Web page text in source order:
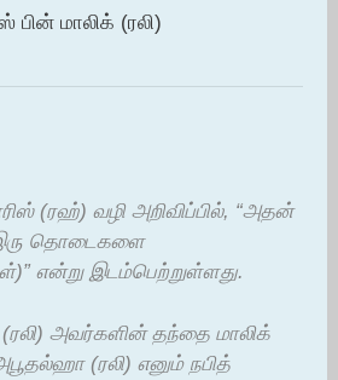
மாலிக் (ரலி)
(ரஹ்) வழி அறிவிப்பில், “அதன்
தொடைகளை
என்று இடம்பெற்றுள்ளது.
அவர்களின் தந்தை மாலிக்
(ரலி) எனும் நபித்